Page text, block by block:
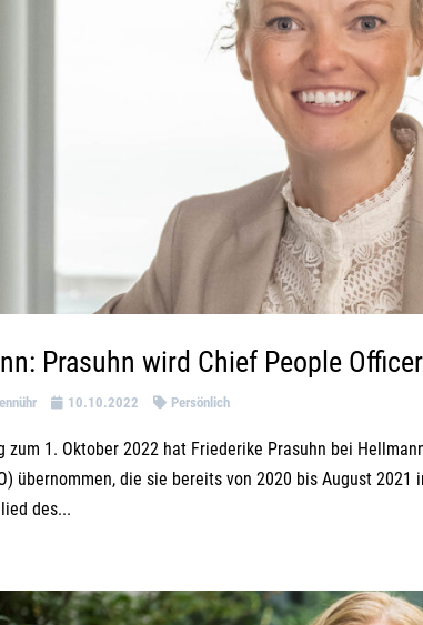
Prasuhn wird Chief People Officer
10.10.2022 Persönlich
zum 1. Oktober 2022 hat Friederike Prasuhn bei
übernommen, die sie bereits von 2020 bis August
des...